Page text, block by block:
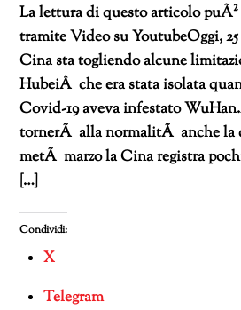
La lettura di questo articolo puÃ²
tramite Video su YoutubeOggi,
Cina sta togliendo alcune
HubeiÂ che era stata isolata
Covid-19 aveva infestato
tornerÃ alla normalitÃ anche
metÃ marzo la Cina registra
[…]
Condividi:
X
Telegram